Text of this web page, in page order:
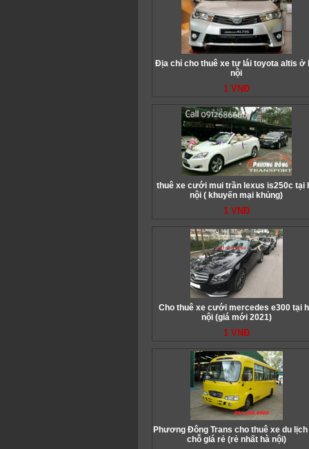
Địa chỉ cho thuê xe tự lái toyota altis ở
nội
1 VNĐ
thuê xe cưới mui trần lexus is250c tại
nội ( khuyến mại khủng)
1 VNĐ
Cho thuê xe cưới mercedes e300 tại
nội (giá mới 2021)
1 VNĐ
Phương Đông Trans cho thuê xe du
chỗ giá rẻ (rẻ nhất hà nội)